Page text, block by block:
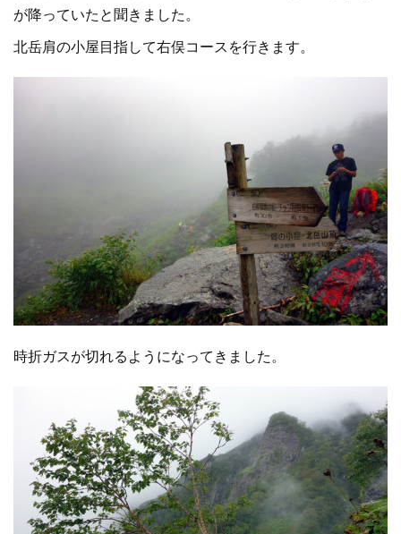
が降っていたと聞きました。
北岳肩の小屋目指して右俣コースを行きます。
時折ガスが切れるようになってきました。